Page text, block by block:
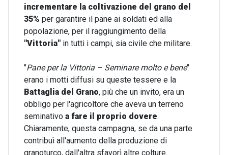
incrementare la coltivazione del grano del
35% per garantire il pane ai soldati ed alla
popolazione, per il raggiungimento della
"Vittoria" in tutti i campi, sia civile che militare.
"Pane per la Vittoria – Seminare molto e bene"
erano i motti diffusi su queste tessere e la
Battaglia del Grano, più che un invito, era un
obbligo per l'agricoltore che aveva un terreno
seminativo a fare il proprio dovere.
Chiaramente, questa campagna, se da una parte
contribuì all'aumento della produzione di
granoturco, dall'altra sfavorì altre colture.